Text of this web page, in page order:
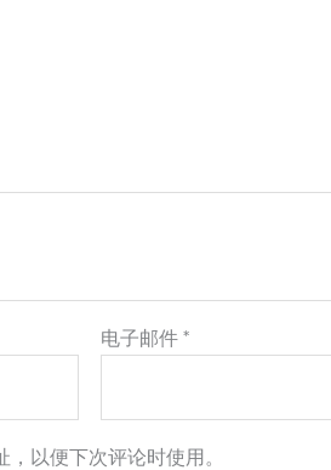
电子邮件*
以便下次评论时使用。